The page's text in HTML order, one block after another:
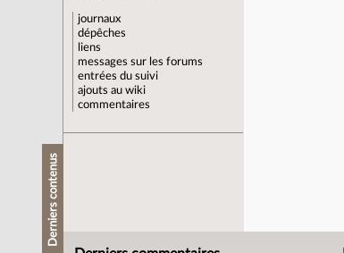
journaux
dépêches
liens
messages sur les forums
entrées du suivi
ajouts au wiki
commentaires
Derniers contenus